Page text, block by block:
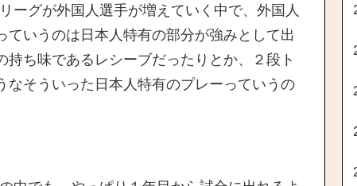
ーグが外国人選手が増えていく中で、外国人
いうのは日本人特有の部分が強みとして出
ち味であるレシーブだったりとか、２段ト
なそういった日本人特有のプレーっていうの